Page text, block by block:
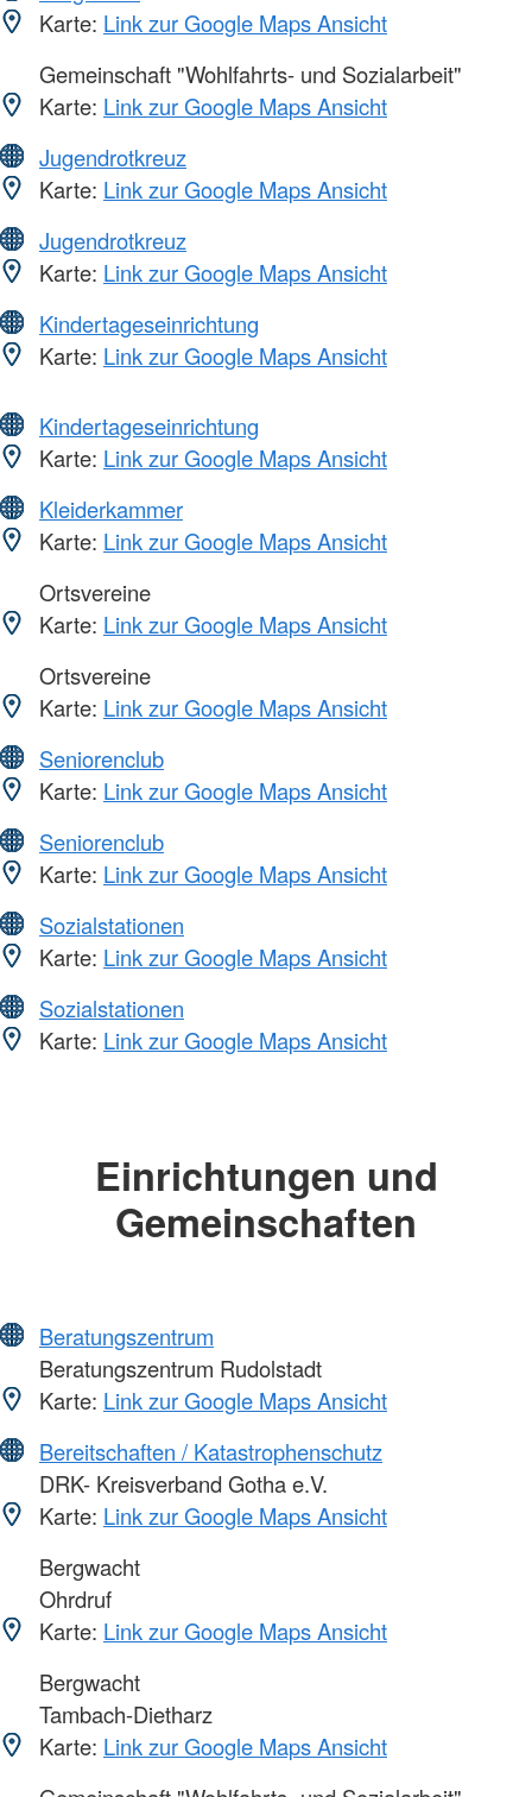
Karte: Link zur Google Maps Ansicht
Gemeinschaft "Wohlfahrts- und Sozialarbeit"
Karte: Link zur Google Maps Ansicht
Jugendrotkreuz
Karte: Link zur Google Maps Ansicht
Jugendrotkreuz
Karte: Link zur Google Maps Ansicht
Kindertageseinrichtung
Karte: Link zur Google Maps Ansicht
Kindertageseinrichtung
Karte: Link zur Google Maps Ansicht
Kleiderkammer
Karte: Link zur Google Maps Ansicht
Ortsvereine
Karte: Link zur Google Maps Ansicht
Ortsvereine
Karte: Link zur Google Maps Ansicht
Seniorenclub
Karte: Link zur Google Maps Ansicht
Seniorenclub
Karte: Link zur Google Maps Ansicht
Sozialstationen
Karte: Link zur Google Maps Ansicht
Sozialstationen
Karte: Link zur Google Maps Ansicht
Einrichtungen und
Gemeinschaften
Beratungszentrum
Beratungszentrum Rudolstadt
Karte: Link zur Google Maps Ansicht
Bereitschaften / Katastrophenschutz
DRK- Kreisverband Gotha e.V.
Karte: Link zur Google Maps Ansicht
Bergwacht
Ohrdruf
Karte: Link zur Google Maps Ansicht
Bergwacht
Tambach-Dietharz
Karte: Link zur Google Maps Ansicht